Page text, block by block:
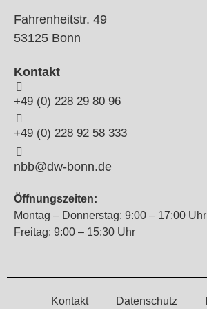
Fahrenheitstr. 49
53125 Bonn
Kontakt
+49 (0) 228 29 80 96
+49 (0) 228 92 58 333
nbb@dw-bonn.de
Öffnungszeiten:
Montag – Donnerstag: 9:00 – 17:00 Uhr
Freitag: 9:00 – 15:30 Uhr
Kontakt Datenschutz